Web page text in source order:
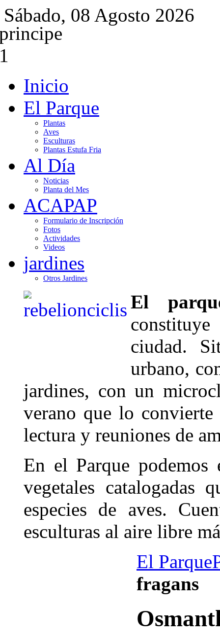
Sábado, 08 Agosto 2026
Inicio
El Parque
Plantas
Aves
Esculturas
Plantas Estufa Fria
Al Día
Noticias
Planta del Mes
ACAPAP
Formulario de Inscripción
Fotos
Actividades
Videos
jardines
Otros Jardines
El
ciudad.
urbano,
jardines, con un
verano que lo
lectura y reuniones de
En el Parque podemos
vegetales
especies de aves.
esculturas al aire libre
El Parque
fragans